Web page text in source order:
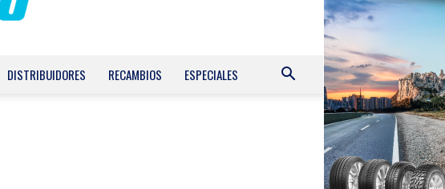
DISTRIBUIDORES RECAMBIOS ESPECIALES